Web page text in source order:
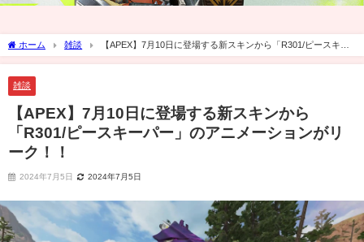
ホーム 雑談
【APEX】7月10日に登場する新スキンから「R301/ピースキー
パー」のアニメーションがリーク！！
雑談
【APEX】7月10日に登場する新スキンから
「R301/ピースキーパー」のアニメーションがリ
ーク！！
2024年7月5日 2024年7月5日